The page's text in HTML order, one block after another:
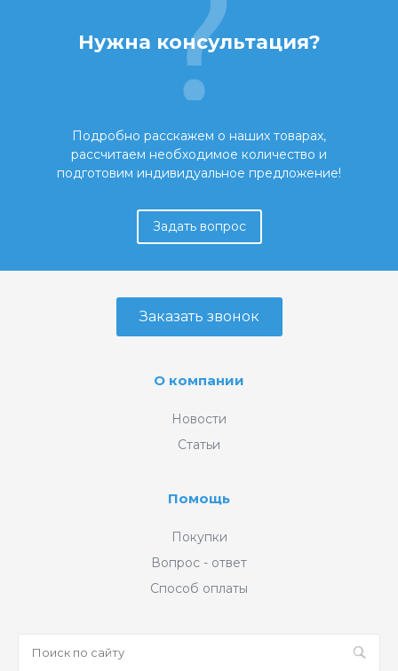
Нужна консультация?
Подробно расскажем о наших товарах,
рассчитаем необходимое количество и
подготовим индивидуальное предложение!
Задать вопрос
Заказать звонок
О компании
Новости
Статьи
Помощь
Покупки
Вопрос - ответ
Способ оплаты